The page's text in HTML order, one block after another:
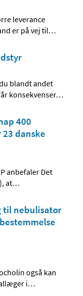
leverance
er på vej til…
blandt andet
konsekvenser…
400
danske
anbefaler Det
at…
til nebulisator
også kan
i…